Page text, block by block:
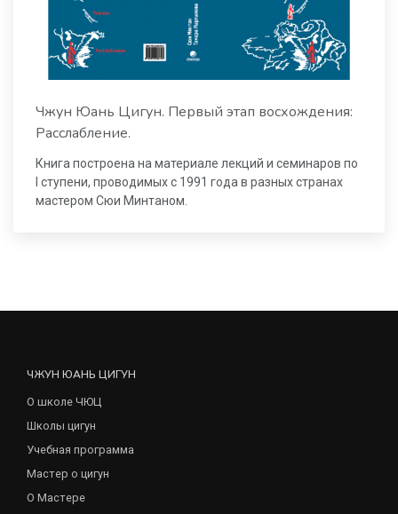
Чжун Юань Цигун. Первый этап восхождения:
Расслабление.
Книга построена на материале лекций и семинаров по
I ступени, проводимых с 1991 года в разных странах
мастером Сюи Минтаном.
ЧЖУН ЮАНЬ ЦИГУН
О школе ЧЮЦ
Школы цигун
Учебная программа
Мастер о цигун
О Мастере